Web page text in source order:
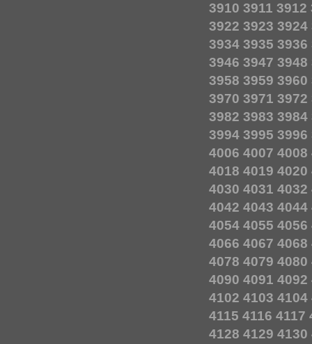
3910 3911 3912
3922 3923 3924
3934 3935 3936
3946 3947 3948
3958 3959 3960
3970 3971 3972
3982 3983 3984
3994 3995 3996
4006 4007 4008
4018 4019 4020
4030 4031 4032
4042 4043 4044
4054 4055 4056
4066 4067 4068
4078 4079 4080
4090 4091 4092
4102 4103 4104
4115 4116 4117
4128 4129 4130